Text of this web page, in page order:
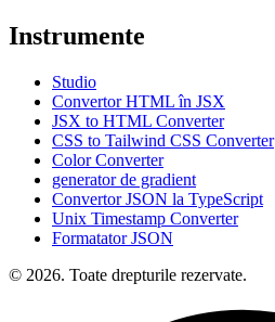
Instrumente
Studio
Convertor HTML în JSX
JSX to HTML Converter
CSS to Tailwind CSS Converter
Color Converter
generator de gradient
Convertor JSON la TypeScript
Unix Timestamp Converter
Formatator JSON
© 2026. Toate drepturile rezervate.